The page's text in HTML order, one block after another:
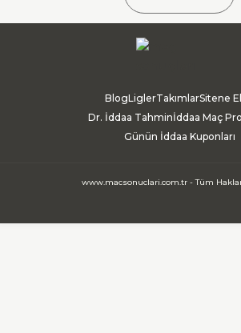
BlogLiglerTakımlarSitene
Dr. İddaa Tahminİddaa Maç
Günün İddaa Kuponları
www.macsonuclari.com.tr - Tüm